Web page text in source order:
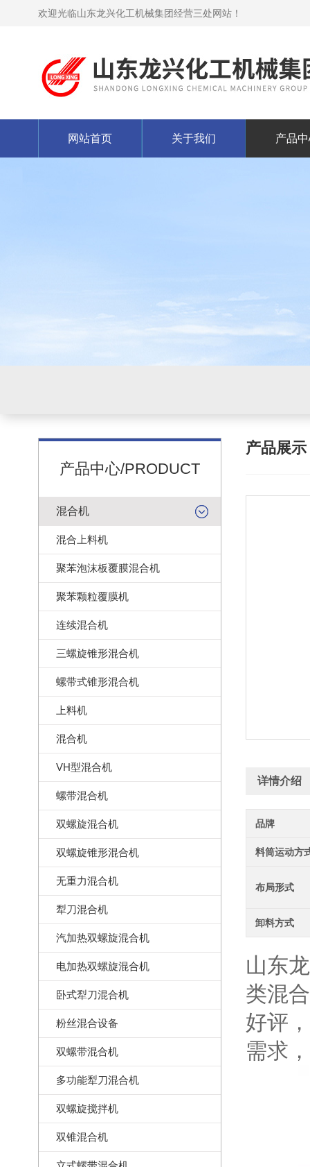
欢迎光临山东龙兴化工机械集团经营三处网站！
网站首页 关于我们 产品
产品中心/PRODUCT
混合机
混合上料机
聚苯泡沫板覆膜混合机
聚苯颗粒覆膜机
连续混合机
三螺旋锥形混合机
螺带式锥形混合机
上料机
混合机
VH型混合机
螺带混合机
双螺旋混合机
双螺旋锥形混合机
无重力混合机
犁刀混合机
汽加热双螺旋混合机
电加热双螺旋混合机
卧式犁刀混合机
粉丝混合设备
双螺带混合机
多功能犁刀混合机
双螺旋搅拌机
双锥混合机
产品展示
详情介绍
品牌
料筒运动方
布局形式
卸料方式
山东
类混
好评
需求